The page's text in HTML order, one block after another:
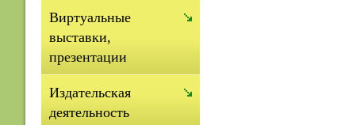
Виртуальные
выставки,
презентации
Издательская
деятельность